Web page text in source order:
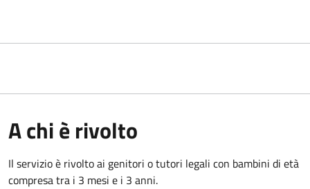
A chi è rivolto
Il servizio è rivolto ai genitori o tutori legali con bambini di età
compresa tra i 3 mesi e i 3 anni.